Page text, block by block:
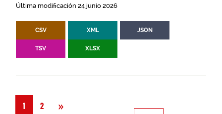
Última modificación 24 junio 2026
CSV XML JSON
TSV XLSX
1 2 »